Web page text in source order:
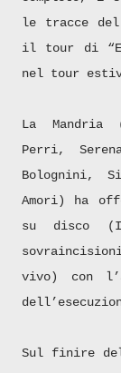
le tracce del
il tour di
nel tour
La Mandria
Perri,
Bolognini,
Amori) ha
su disco
vivo) con
Sul finire del